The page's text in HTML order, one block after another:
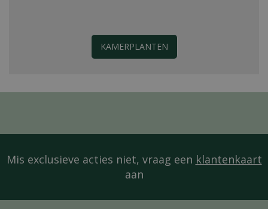
KAMERPLANTEN
Mis exclusieve acties niet, vraag een klantenkaart
aan